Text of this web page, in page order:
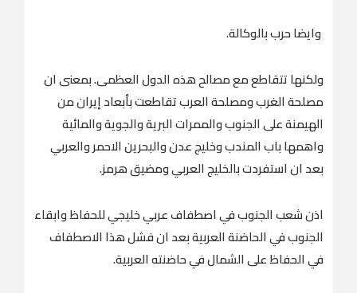
وايضا حرب بالوكالة.
ولكنها تتقاطع مع مصالح هذه الدول العظمى. بمعنى ان
مصلحة الغرب ومصلحة العرب تقاطعت بأبعاد إيران من
الهيمنة على الجنوب والممرات البرية والجوية والمائية
واهمها باب المندب وخليج عدن والبحرين الاحمر والعربي
بعد ان استفردت بالخليج العربي ومضيق هرمز.
اذن شعب الجنوب في اصطفاف عربي خليجي للحفاظ وابقاء
الجنوب في الحاضنة العربية بعد ان فشل هذا الاصطفاف
في الحفاظ على الشمال في حاضنته العربية.